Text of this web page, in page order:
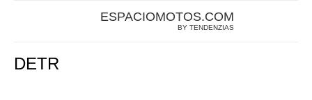
ESPACIOMOTOS.COM
BY TENDENZIAS
DETR